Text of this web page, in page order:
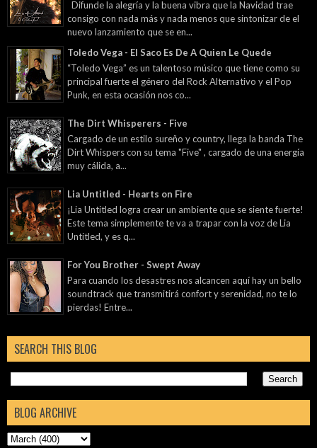
Difunde la alegría y la buena vibra que la Navidad trae
consigo con nada más y nada menos que sintonizar de el
nuevo lanzamiento que se en...
Toledo Vega - El Saco Es De A Quien Le Quede
“Toledo Vega” es un talentoso músico que tiene como su
principal fuerte el género del Rock Alternativo y el Pop
Punk, en esta ocasión nos co...
The Dirt Whisperers - Five
Cargado de un estilo sureño y country, llega la banda The
Dirt Whispers con su tema "Five" , cargado de una energía
muy cálida, a...
Lia Untitled - Hearts on Fire
¡Lia Untitled logra crear un ambiente que se siente fuerte!
Este tema simplemente te va a trapar con la voz de Lia
Untitled, y es q...
For You Brother - Swept Away
Para cuando los desastres nos alcancen aquí hay un bello
soundtrack que transmitirá confort y serenidad, no te lo
pierdas! Entre...
SEARCH THIS BLOG
BLOG ARCHIVE